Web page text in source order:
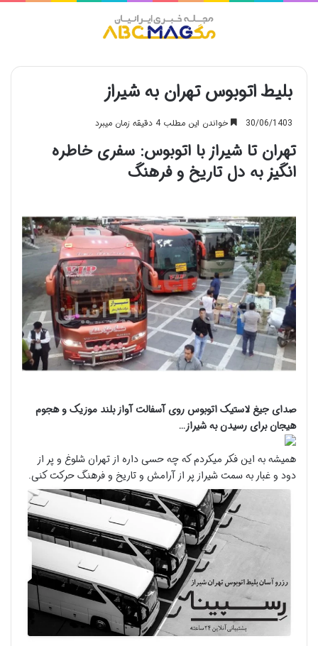
بلیط اتوبوس تهران به شیراز
30/06/1403 خواندن این مطلب 4 دقیقه زمان میبرد
تهران تا شیراز با اتوبوس: سفری خاطره
انگیز به دل تاریخ و فرهنگ
صدای جیغ لاستیک اتوبوس روی آسفالت آواز بلند موزیک و هجوم
هیجان برای رسیدن به شیراز…
همیشه به این فکر میکردم که چه حسی داره از تهران شلوغ و پر از
دود و غبار به سمت شیراز پر از آرامش و تاریخ و فرهنگ حرکت کنی.